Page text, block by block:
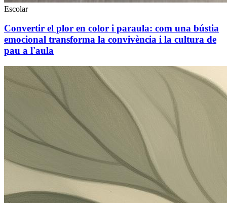
Escolar
Convertir el plor en color i paraula: com una bústia
emocional transforma la convivència i la cultura de
pau a l'aula